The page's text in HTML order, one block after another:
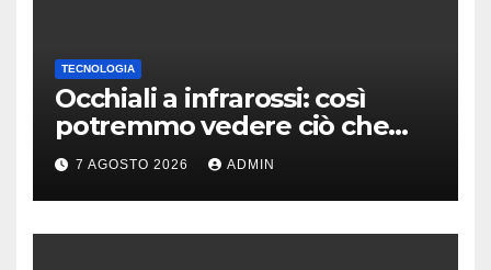
TECNOLOGIA
Occhiali a infrarossi: così
potremmo vedere ciò che
oggi è invisibile
7 AGOSTO 2026 ADMIN